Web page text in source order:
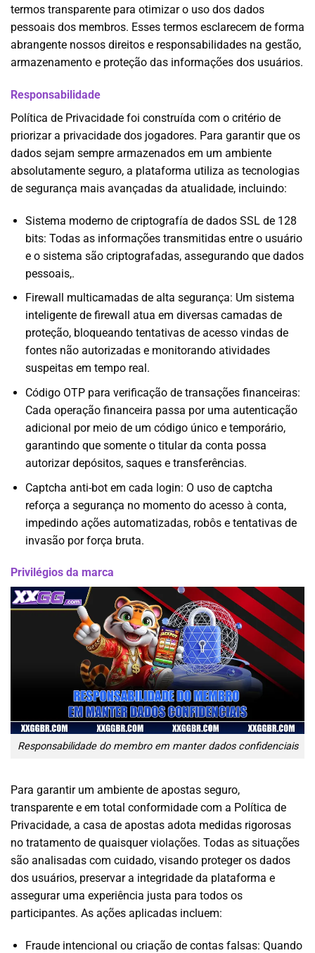
termos transparente para otimizar o uso dos dados
pessoais dos membros. Esses termos esclarecem de forma
abrangente nossos direitos e responsabilidades na gestão,
armazenamento e proteção das informações dos usuários.
Responsabilidade
Política de Privacidade foi construída com o critério de
priorizar a privacidade dos jogadores. Para garantir que os
dados sejam sempre armazenados em um ambiente
absolutamente seguro, a plataforma utiliza as tecnologias
de segurança mais avançadas da atualidade, incluindo:
Sistema moderno de criptografía de dados SSL de 128
bits: Todas as informações transmitidas entre o usuário
e o sistema são criptografadas, assegurando que dados
pessoais,.
Firewall multicamadas de alta segurança: Um sistema
inteligente de firewall atua em diversas camadas de
proteção, bloqueando tentativas de acesso vindas de
fontes não autorizadas e monitorando atividades
suspeitas em tempo real.
Código OTP para verificação de transações financeiras:
Cada operação financeira passa por uma autenticação
adicional por meio de um código único e temporário,
garantindo que somente o titular da conta possa
autorizar depósitos, saques e transferências.
Captcha anti-bot em cada login: O uso de captcha
reforça a segurança no momento do acesso à conta,
impedindo ações automatizadas, robôs e tentativas de
invasão por força bruta.
Privilégios da marca
Responsabilidade do membro em manter dados confidenciais
Para garantir um ambiente de apostas seguro,
transparente e em total conformidade com a Política de
Privacidade, a casa de apostas adota medidas rigorosas
no tratamento de quaisquer violações. Todas as situações
são analisadas com cuidado, visando proteger os dados
dos usuários, preservar a integridade da plataforma e
assegurar uma experiência justa para todos os
participantes. As ações aplicadas incluem:
Fraude intencional ou criação de contas falsas: Quando